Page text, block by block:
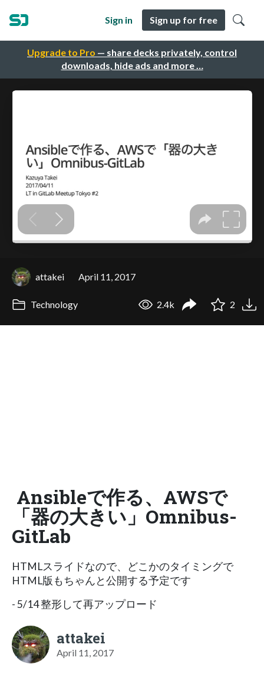
Upgrade to Pro — share decks privately, control
downloads, hide ads and more …
Sign in Sign up for free
attakei April 11, 2017
Technology 2.4k 2
Ansibleで作る、AWSで
「器の大きい」Omnibus-
GitLab
HTMLスライドなので、どこかのタイミングで
HTML版もちゃんと公開する予定です
- 5/14 整形して再アップロード
attakei
April 11, 2017